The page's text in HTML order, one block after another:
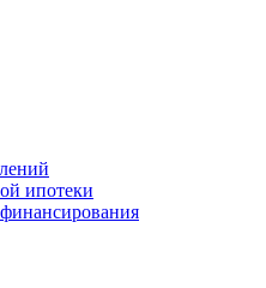
ипотеки